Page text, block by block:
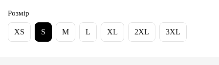
Розмір
XS S M L XL 2XL 3XL